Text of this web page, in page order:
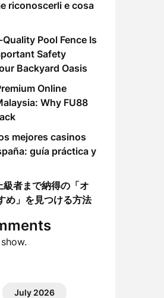
riconoscerli e cosa
Pool Fence Is
Safety
Backyard Oasis
Online
Why FU88
mejores casinos
guía práctica y
級者まで納得の「オ
め」を見つける方法
July 2026